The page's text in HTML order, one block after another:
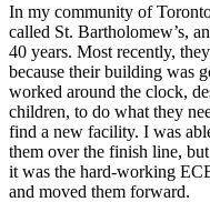
In my community of
called St. Bartholomew’s,
40 years. Most recently,
because their building was
worked around the clock,
children, to do what they
find a new facility. I was
them over the finish line,
it was the hard-working
and moved them forward.